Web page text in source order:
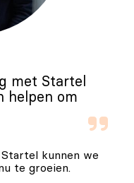
met Startel
helpen om
kunnen we
te groeien.